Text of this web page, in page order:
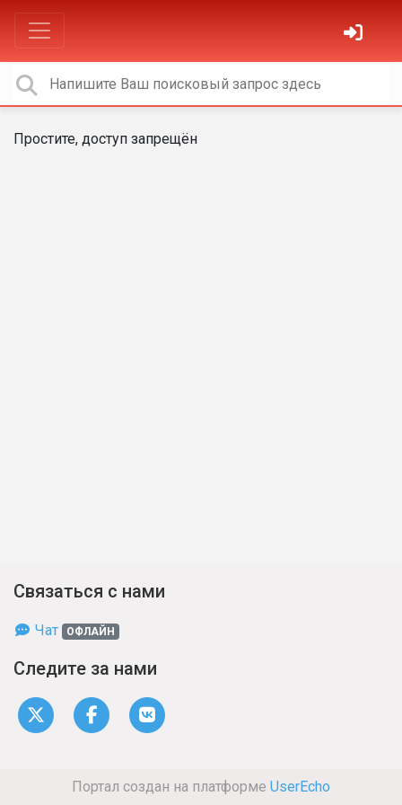
Простите, доступ запрещён
Связаться с нами
Чат ОФЛАЙН
Следите за нами
Портал создан на платформе UserEcho